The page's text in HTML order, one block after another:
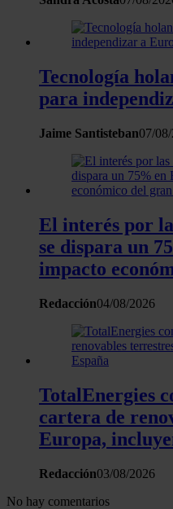
Tecnología
para
Jaime Santisteban07/
El interés por
se dispara un
impacto
Redacción04/08/2026
TotalEnergies
cartera de
Europa,
Redacción03/08/2026
No hay comentarios